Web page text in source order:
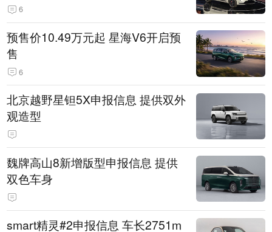
6
预售价10.49万元起 星海V6开启预
售
6
北京越野星钽5X申报信息 提供双外
观造型
魏牌高山8新增版型申报信息 提供
双色车身
smart精灵#2申报信息 车长2751m